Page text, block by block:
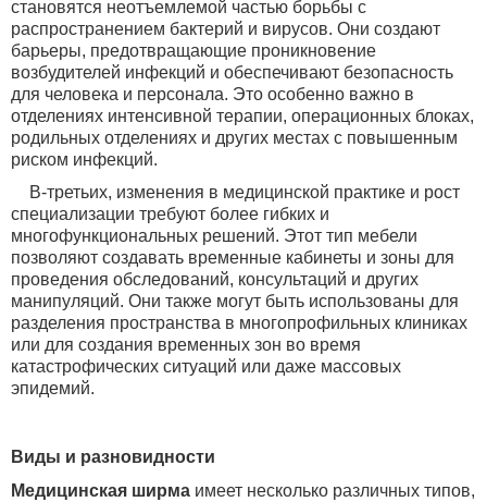
становятся неотъемлемой частью борьбы с
распространением бактерий и вирусов. Они создают
барьеры, предотвращающие проникновение
возбудителей инфекций и обеспечивают безопасность
для человека и персонала. Это особенно важно в
отделениях интенсивной терапии, операционных блоках,
родильных отделениях и других местах с повышенным
риском инфекций.
В-третьих, изменения в медицинской практике и рост
специализации требуют более гибких и
многофункциональных решений. Этот тип мебели
позволяют создавать временные кабинеты и зоны для
проведения обследований, консультаций и других
манипуляций. Они также могут быть использованы для
разделения пространства в многопрофильных клиниках
или для создания временных зон во время
катастрофических ситуаций или даже массовых
эпидемий.
Виды и разновидности
Медицинская ширма имеет несколько различных типов,